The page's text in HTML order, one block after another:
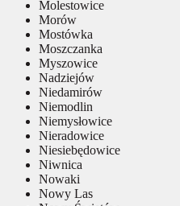
Molestowice
Morów
Mostówka
Moszczanka
Myszowice
Nadziejów
Niedamirów
Niemodlin
Niemysłowice
Nieradowice
Niesiebędowice
Niwnica
Nowaki
Nowy Las